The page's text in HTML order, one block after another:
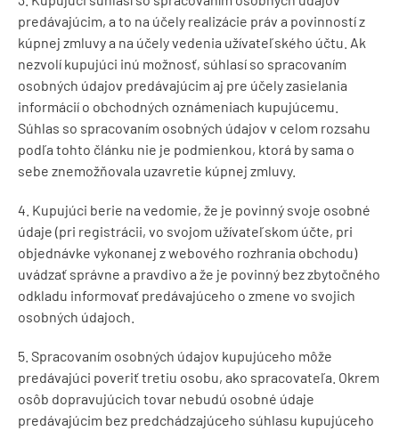
predávajúcim, a to na účely realizácie práv a povinností z
kúpnej zmluvy a na účely vedenia užívateľského účtu. Ak
nezvolí kupujúci inú možnosť, súhlasí so spracovaním
osobných údajov predávajúcim aj pre účely zasielania
informácií o obchodných oznámeniach kupujúcemu.
Súhlas so spracovaním osobných údajov v celom rozsahu
podľa tohto článku nie je podmienkou, ktorá by sama o
sebe znemožňovala uzavretie kúpnej zmluvy.
4. Kupujúci berie na vedomie, že je povinný svoje osobné
údaje (pri registrácii, vo svojom užívateľskom účte, pri
objednávke vykonanej z webového rozhrania obchodu)
uvádzať správne a pravdivo a že je povinný bez zbytočného
odkladu informovať predávajúceho o zmene vo svojich
osobných údajoch.
5. Spracovaním osobných údajov kupujúceho môže
predávajúci poveriť tretiu osobu, ako spracovateľa. Okrem
osôb dopravujúcich tovar nebudú osobné údaje
predávajúcim bez predchádzajúceho súhlasu kupujúceho